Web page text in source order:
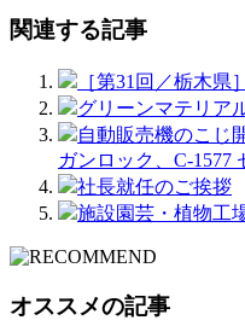
関連する記事
［第31回／栃木県
グリーンマテリア
自動販売機のこじ
ガンロック、C-1577
社長就任のご挨拶
施設園芸・植物工
オススメの記事